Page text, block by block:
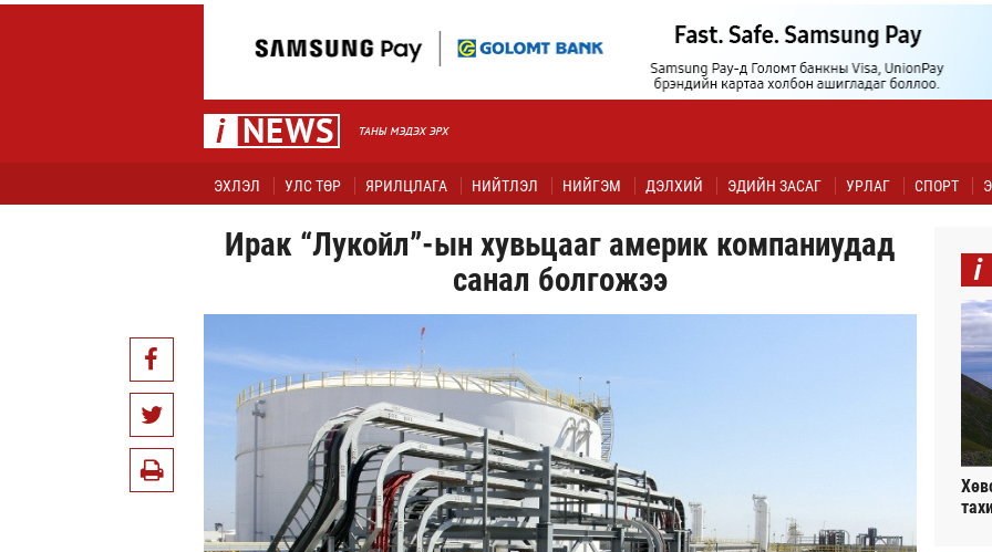
ЭХЛЭЛ УЛС ТӨР ЯРИЛЦЛАГА НИЙТЛЭЛ НИЙГЭМ ДЭЛХИЙ ЭДИЙН ЗАСАГ УРЛАГ СПОРТ
Ирак “Лукойл”-ын хувьцааг америк компаниудад
санал болгожээ
i